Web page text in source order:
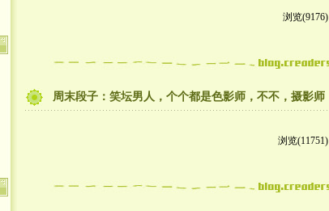
浏览(9176)
周末段子：笑坛男人，个个都是色影师，不不，摄影师
浏览(11751)